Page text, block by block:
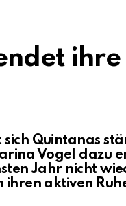
Quintanas
Vogel dazu
Jahr nicht
aktiven